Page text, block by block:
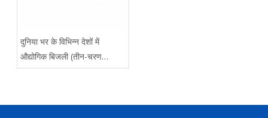
दुनिया भर के विभिन्न देशों में
औद्योगिक बिजली (तीन-चरण
बिजली) वोल्टेज और आवृत्ति पैरामीटर